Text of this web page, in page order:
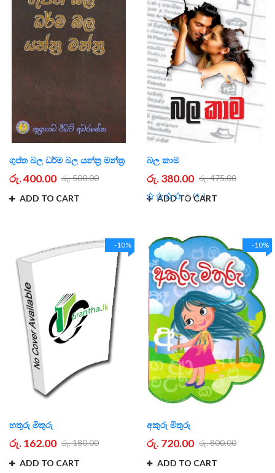
ගුප්ත බල ධර්ම බල යන්ත්‍ර මන්ත්‍ර
රු. 400.00 රු. 500.00
ADD TO CART
බල කාම
රු. 380.00 රු. 475.00
Rating:
1
ADD TO CART
-10%
හතුරු මිතුරු
රු. 162.00 රු. 180.00
ADD TO CART
-10%
අකුරු මිතුරු
රු. 720.00 රු. 800.00
ADD TO CART